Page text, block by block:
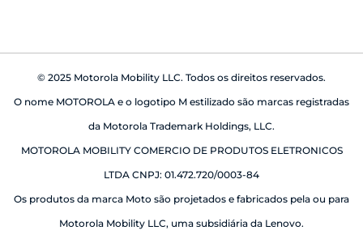
© 2025 Motorola Mobility LLC. Todos os direitos reservados.
O nome MOTOROLA e o logotipo M estilizado são marcas registradas
da Motorola Trademark Holdings, LLC.
MOTOROLA MOBILITY COMERCIO DE PRODUTOS ELETRONICOS
LTDA CNPJ: 01.472.720/0003-84
Os produtos da marca Moto são projetados e fabricados pela ou para
Motorola Mobility LLC, uma subsidiária da Lenovo.